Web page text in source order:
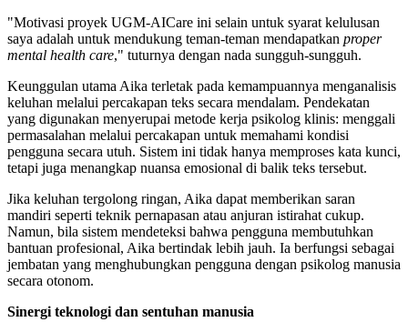
"Motivasi proyek UGM-AICare ini selain untuk syarat kelulusan
saya adalah untuk mendukung teman-teman mendapatkan proper
mental health care," tuturnya dengan nada sungguh-sungguh.
Keunggulan utama Aika terletak pada kemampuannya menganalisis
keluhan melalui percakapan teks secara mendalam. Pendekatan
yang digunakan menyerupai metode kerja psikolog klinis: menggali
permasalahan melalui percakapan untuk memahami kondisi
pengguna secara utuh. Sistem ini tidak hanya memproses kata kunci,
tetapi juga menangkap nuansa emosional di balik teks tersebut.
Jika keluhan tergolong ringan, Aika dapat memberikan saran
mandiri seperti teknik pernapasan atau anjuran istirahat cukup.
Namun, bila sistem mendeteksi bahwa pengguna membutuhkan
bantuan profesional, Aika bertindak lebih jauh. Ia berfungsi sebagai
jembatan yang menghubungkan pengguna dengan psikolog manusia
secara otonom.
Sinergi teknologi dan sentuhan manusia